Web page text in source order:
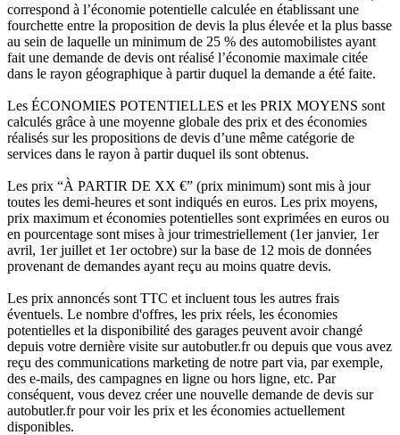
correspond à l’économie potentielle calculée en établissant une
fourchette entre la proposition de devis la plus élevée et la plus basse
au sein de laquelle un minimum de 25 % des automobilistes ayant
fait une demande de devis ont réalisé l’économie maximale citée
dans le rayon géographique à partir duquel la demande a été faite.
Les ÉCONOMIES POTENTIELLES et les PRIX MOYENS sont
calculés grâce à une moyenne globale des prix et des économies
réalisés sur les propositions de devis d’une même catégorie de
services dans le rayon à partir duquel ils sont obtenus.
Les prix “À PARTIR DE XX €” (prix minimum) sont mis à jour
toutes les demi-heures et sont indiqués en euros. Les prix moyens,
prix maximum et économies potentielles sont exprimées en euros ou
en pourcentage sont mises à jour trimestriellement (1er janvier, 1er
avril, 1er juillet et 1er octobre) sur la base de 12 mois de données
provenant de demandes ayant reçu au moins quatre devis.
Les prix annoncés sont TTC et incluent tous les autres frais
éventuels. Le nombre d'offres, les prix réels, les économies
potentielles et la disponibilité des garages peuvent avoir changé
depuis votre dernière visite sur autobutler.fr ou depuis que vous avez
reçu des communications marketing de notre part via, par exemple,
des e-mails, des campagnes en ligne ou hors ligne, etc. Par
conséquent, vous devez créer une nouvelle demande de devis sur
autobutler.fr pour voir les prix et les économies actuellement
disponibles.